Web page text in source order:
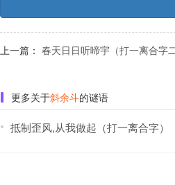
上一篇： 春天日日听啼宇（打一离合字二
更多关于斜余斗的谜语
抵制歪风,从我做起（打一离合字）